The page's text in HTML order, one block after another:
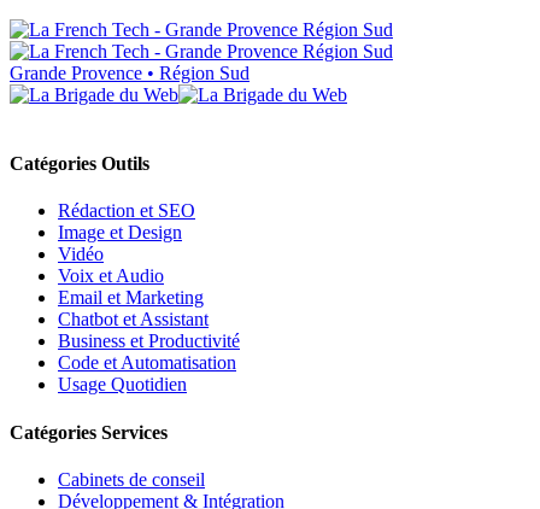
Grande Provence • Région Sud
Catégories Outils
Rédaction et SEO
Image et Design
Vidéo
Voix et Audio
Email et Marketing
Chatbot et Assistant
Business et Productivité
Code et Automatisation
Usage Quotidien
Catégories Services
Cabinets de conseil
Développement & Intégration